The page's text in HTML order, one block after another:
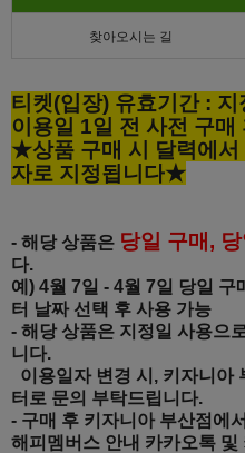
찾아오시는 길
티켓(입장) 유효기간 :
이용일 1일 전 사전 구매
★상품 구매 시 달력에서
자로 지정됩니다★
- 해당 상품은 당일 구매,
다.
예) 4월 7일 - 4월 7일 당일 구
터 날짜 선택 후 사용 가능
- 해당 상품은 지정일 사용으
니다.
이용일자 변경 시, 키자니아
터로 문의 부탁드립니다.
- 구매 후 키자니아 부산점에
해피멤버스 안내 카카오톡